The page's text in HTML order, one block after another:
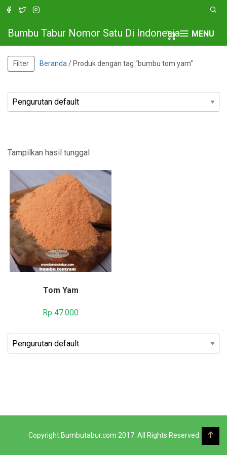
MENU
Bumbu Tabur Nomor Satu Di Indonesia
Filter Beranda / Produk dengan tag “bumbu tom yam”
Tampilkan hasil tunggal
Tom Yam
Rp 47.000
Copyright Bumbutabur.com 2017. All Rights Reserved